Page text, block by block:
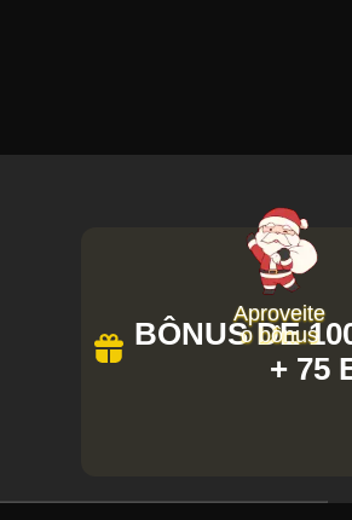
BÔNUS DE
+ 75
Aproveite
o bônus